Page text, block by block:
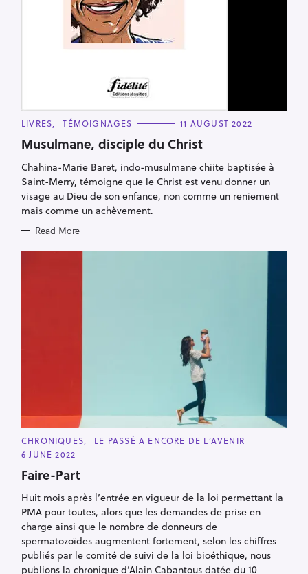
C
T
E
O
R
I
E
S
LIVRES TÉMOIGNAGES 11 AUGUST 2022
Musulmane, disciple du Christ
Chahina-Marie Baret, indo-musulmane chiite baptisée à
Saint-Merry, témoigne que le Christ est venu donner un
visage au Dieu de son enfance, non comme un reniement
mais comme un achèvement.
Read More
C
A
T
G
R
I
E
CHRONIQUES
LE PASSÉ A ENCORE DE L’AVENIR
6 JUNE 2022
Faire-Part
Huit mois après l’entrée en vigueur de la loi permettant la
PMA pour toutes, alors que les demandes de prise en
charge ainsi que le nombre de donneurs de
spermatozoïdes augmentent fortement, selon les chiffres
publiés par le comité de suivi de la loi bioéthique, nous
publions la chronique d’Alain Cabantous datée du 10